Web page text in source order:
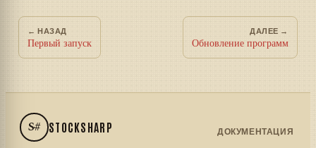
← НАЗАД
Первый запуск
ДАЛЕЕ →
Обновление программ
S# STOCKSHARP ДОКУМЕНТАЦИЯ